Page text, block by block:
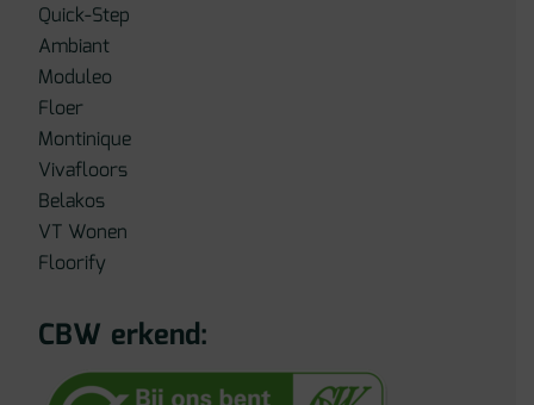
Quick-Step
Ambiant
Moduleo
Floer
Montinique
Vivafloors
Belakos
VT Wonen
Floorify
CBW erkend: